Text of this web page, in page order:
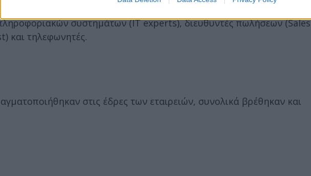
διευθυντές ανθρώπινου δυναμικού (HR Manager), βοηθοί
συστημάτων (ΙT experts), διευθυντές πωλήσεων
και τηλεφωνητές.
στις έδρες των εταιρειών, συνολικά βρέθηκαν και